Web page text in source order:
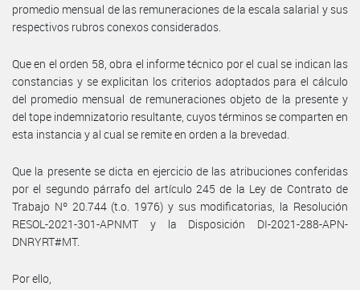
promedio mensual de las remuneraciones de la escala salarial y sus
respectivos rubros conexos considerados.
Que en el orden 58, obra el informe técnico por el cual se indican las
constancias y se explicitan los criterios adoptados para el cálculo
del promedio mensual de remuneraciones objeto de la presente y
del tope indemnizatorio resultante, cuyos términos se comparten en
esta instancia y al cual se remite en orden a la brevedad.
Que la presente se dicta en ejercicio de las atribuciones conferidas
por el segundo párrafo del artículo 245 de la Ley de Contrato de
Trabajo Nº 20.744 (t.o. 1976) y sus modificatorias, la Resolución
RESOL-2021-301-APNMT y la Disposición DI-2021-288-APN-
DNRYRT#MT.
Por ello,